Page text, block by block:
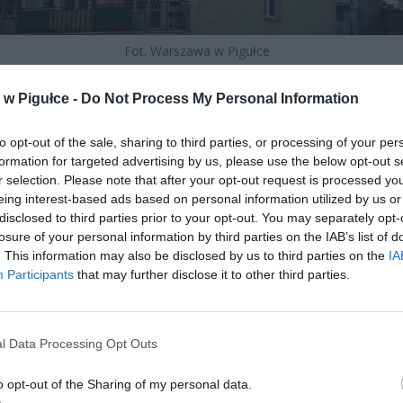
Pigułce - Do Not Process My Personal Information
opt-out of the sale, sharing to third parties, or processing of your
for targeted advertising by us, please use the below opt-out
selection. Please note that after your opt-out request is processed
interest-based ads based on personal information utilized by us
to third parties prior to your opt-out. You may separately
of your personal information by third parties on the IAB’s list of
This information may also be disclosed by us to third parties on the
Participants that may further disclose it to other third parties.
Data Processing Opt Outs
opt-out of the Sharing of my personal data.
Fot. Warszawa w Pigułce
prezes Zakopiańskiej Spółdzielni Mieszkaniowej, rozesłał do
ostrzeżenie, które cytuje Tygodnik Podhalański. Treść nie
często nie mają o tym pojęcia. Problem dotyczy tysięcy Polaków,
powodów korzystają z butli – bo nie mają gazu z sieci, bo to tańsze,